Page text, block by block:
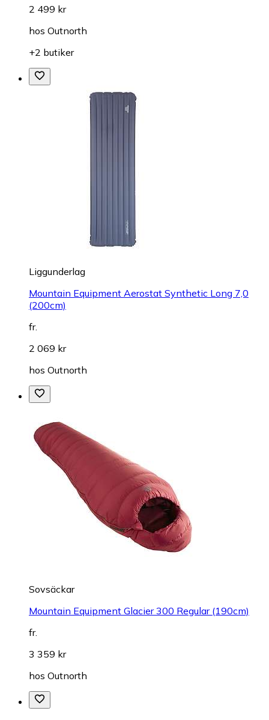
2 499 kr
hos Outnorth
+2 butiker
Liggunderlag
Mountain Equipment Aerostat Synthetic Long 7,0
(200cm)
fr.
2 069 kr
hos Outnorth
Sovsäckar
Mountain Equipment Glacier 300 Regular (190cm)
fr.
3 359 kr
hos Outnorth